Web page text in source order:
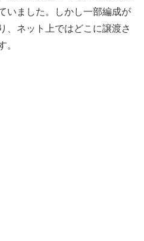
いました。しかし一部編成が
、ネット上ではどこに譲渡さ
。